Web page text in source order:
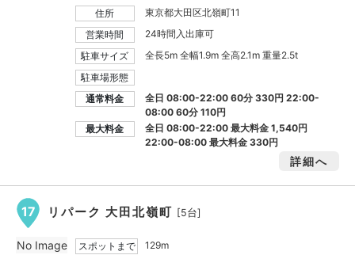
住所
東京都大田区北嶺町11
営業時間
24時間入出庫可
駐車サイズ
全長5m 全幅1.9m 全高2.1m 重量2.5t
駐車場形態
通常料金
全日 08:00-22:00 60分 330円 22:00-
08:00 60分 110円
最大料金
全日 08:00-22:00 最大料金1,540円
22:00-08:00 最大料金330円
詳細へ
17 リパーク 大田北嶺町 [5台]
スポットまで
129m
No Image